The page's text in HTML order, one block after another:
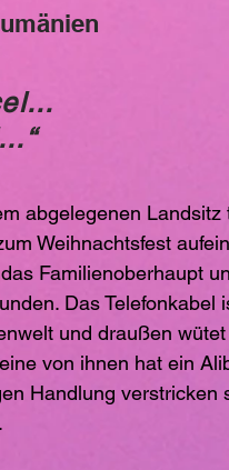
abgelegenen
Weihnachtsfest
Familienoberhaupt
Das
und draußen
von ihnen hat ein
Handlung